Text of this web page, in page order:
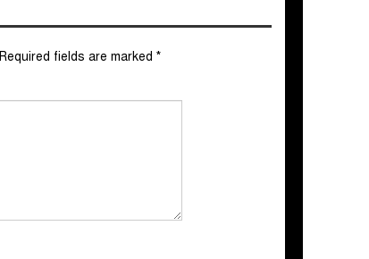
Required fields are marked *